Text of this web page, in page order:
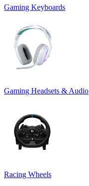
Gaming Keyboards
Gaming Headsets & Audio
Racing Wheels